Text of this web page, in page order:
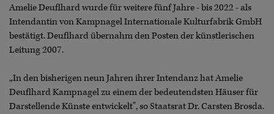
Amelie Deuflhard wurde für weitere fünf Jahre - bis 2022 - als
Intendantin von Kampnagel Internationale Kulturfabrik GmbH
bestätigt. Deuflhard übernahm den Posten der künstlerischen
Leitung 2007.
„In den bisherigen neun Jahren ihrer Intendanz hat Amelie
Deuflhard Kampnagel zu einem der bedeutendsten Häuser für
Darstellende Künste entwickelt", so Staatsrat Dr. Carsten Brosda.